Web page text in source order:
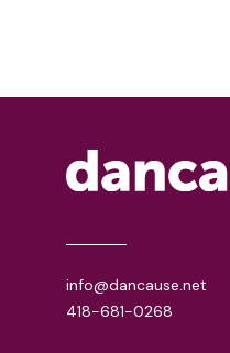
info@dancause.net
418-681-0268